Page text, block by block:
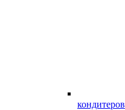
кондитеров